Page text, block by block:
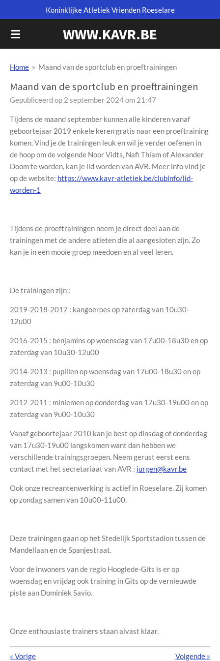
direct
naar
WWW.KAVR.BE
Koninklijke Atletiek Vrienden Roeselare
Home » Maand van de sportclub en proeftrainingen
Maand van de sportclub en proeftrainingen
Gepubliceerd op 2 september 2024 om 21:47
Tijdens de maand september kunnen alle kinderen vanaf
geboortejaar 2019 enkele keren gratis naar een proeftraining
komen. Vind je de trainingen leuk en wil je verder oefenen in
de hoop om de volgende Noor Vidts, Nafi Thiam of Alexander
Doom te worden, kan je lid worden van AVR. Meer info vind je
op de website: https://www.kavr-atletiek.be/clubinfo/lid-
worden-1
Tijdens de proeftrainingen neem je direct deel aan de
trainingen met de andere atleten die al aangesloten zijn. Zo
kan je in een mooie groep meedoen en al veel leren.
De trainingen zijn :
2019-2018-2017 : kangoeroes op zaterdag van 10u30-
12u00
2016-2015 : benjamins op woensdag van 17u00-18u30 en op
zaterdag van 10u30-12u00
2014-2013 : pupillen op woensdag van 17u00-18u30 en op
zaterdag van 9u00-10u30
2012-2011 : miniemen op donderdag van 17u30-19u00 en op
zaterdag van 9u00-10u30
Vanaf geboortejaar 2010 kan je best op dinsdag of donderdag
van 17u30-19u00 langskomen want dan hebben we
verschillende trainingsgroepen. Neem gerust eerst eens
contact met het secretariaat van AVR : jurgen@kavr.be
Ook onze recreantenwerking is actief in Roeselare. Zij komen
op zondag samen van 10u00-11u00.
Deze trainingen gaan op het Stedelijk Sportstadion tussen de
Mandellaan en de Spanjestraat.
Voor de inwoners van de regio Hooglede-Gits is er op
woensdag en vrijdag ook training in Gits op de vernieuwde
piste aan Dominiek Savio.
Onze enthousiaste trainers staan alvast klaar.
« Vorige Volgende »